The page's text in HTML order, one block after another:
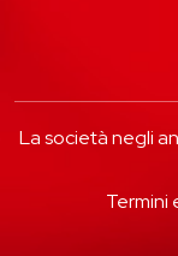
La società negli
Termini